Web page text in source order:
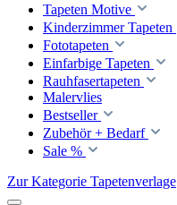
Tapeten Motive
Kinderzimmer Tapeten
Fototapeten
Einfarbige Tapeten
Rauhfasertapeten
Malervlies
Bestseller
Zubehör + Bedarf
Sale %
Zur Kategorie Tapetenverlage